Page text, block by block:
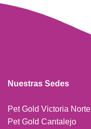
Nuestras Sedes
Pet Gold Victoria Norte
Pet Gold Cantalejo